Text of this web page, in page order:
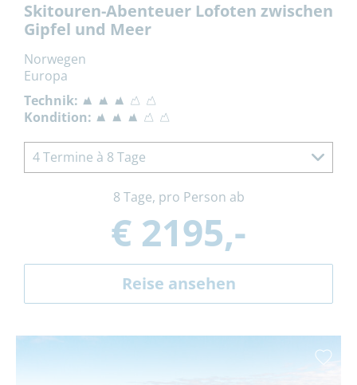
Skitouren-Abenteuer Lofoten zwischen
Gipfel und Meer
Norwegen
Europa
Technik:
Kondition:
4 Termine à 8 Tage
8 Tage, pro Person ab
€ 2195,-
Reise ansehen